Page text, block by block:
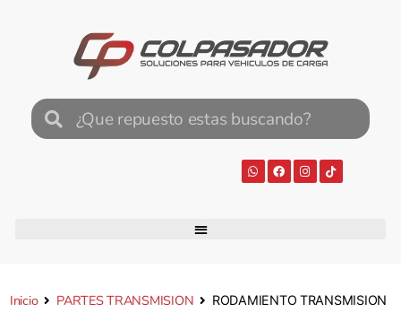
Inicio PARTES TRANSMISION RODAMIENTO TRANSMISION